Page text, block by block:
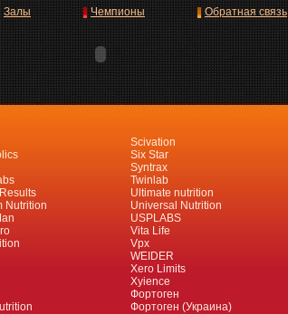
Залы Чемпионы Обратная связь
Nutrition
Scivation
Six Star
Syntrax
Twinlab
Ultimate nutrition
Universal Nutrition
USPLABS
Vita Life
Vpx
WEIDER
Xero Limits
Xyience
Фортоген
Фортоген (Украина)